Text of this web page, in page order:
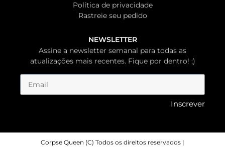
Política de privacidade
Rastreie seu pedido
NEWSLETTER
Assine a newsletter semanal para todas as
atualizações mais recentes. Fique por dentro! ;)
Inscrever
Corpse Queen (C) Todos os direitos reservados |